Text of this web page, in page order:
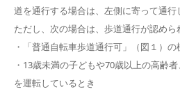
道を通行する場合は、左側に寄って通行
ただし、次の場合は、歩道通行が認めら
・「普通自転車歩道通行可」（図１）
・13歳未満の子どもや70歳以上の高齢
を運転しているとき